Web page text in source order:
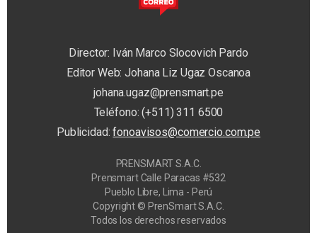
Director: Iván Marco Slocovich Pardo
Editor Web: Johana Liz Ugaz Oscanoa
johana.ugaz@prensmart.pe
Teléfono: (+511) 311 6500
Publicidad:fonoavisos@comercio.com.pe
PRENSMART S.A.C.
Prensmart Calle Paracas #532
Pueblo Libre, Lima - Perú
Copyright © PrenSmart S.A.C.
Todos los derechos reservados